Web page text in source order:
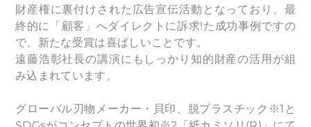
財産権に裏付けされた広告宣伝活動となっており、最
終的に「顧客」へダイレクトに訴求!た成功事例ですの
で、新たな受賞は喜ばしいことです。
遠藤浩彰社長の講演にもしっかり知的財産の活用が組
み込まれています。
グローバル刃物メーカー・貝印、脱プラスチック※1と